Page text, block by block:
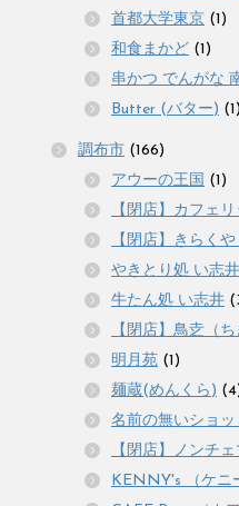
首都大学東京 (1)
和食まかど (1)
串かつ でんがな
Butter (バター) (1)
調布市 (166)
アウーの王国 (1)
【閉店】カフェ
【閉店】きらく
やきとり処 い志
牛たん処 い志井
【閉店】鳥赱（
明月苑 (1)
麺蔵(めんくら)
名前の無いショ
【閉店】ノンチ
KENNY's （ケニ